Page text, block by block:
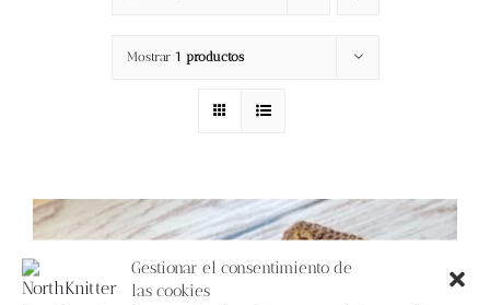
Gestionar el consentimiento de
las cookies
About
Tienda
Mostrar 1 productos